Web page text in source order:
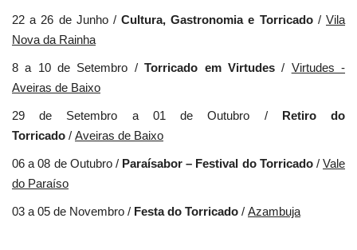
22 a 26 de Junho /Cultura, Gastronomia e Torricado/Vila
Nova da Rainha
8 a 10 de Setembro /Torricado em Virtudes/ Virtudes -
Aveiras de Baixo
29 de Setembro a 01 de Outubro / Retiro do
Torricado / Aveiras de Baixo
06 a 08 de Outubro / Paraísabor – Festival do Torricado/Vale
do Paraíso
03 a 05 de Novembro / Festa do Torricado / Azambuja